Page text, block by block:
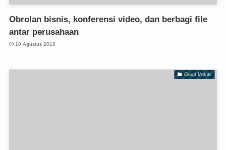
Obrolan bisnis, konferensi video, dan berbagi file
antar perusahaan
10 Agustus 2018
Cloud Mobile